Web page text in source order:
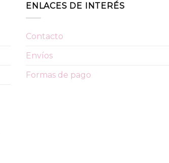
ENLACES DE INTERÉS
Contacto
Envíos
Formas de pago